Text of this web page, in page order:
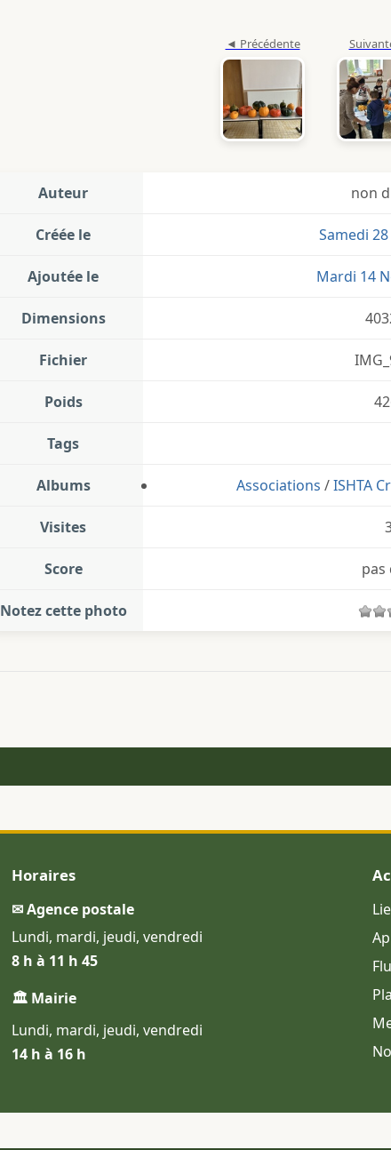
Auteur non
Créée le Samedi
Ajoutée le Mardi 14
Dimensions
Fichier
Poids
Tags
Albums Associations /ISHTA
Visites
Score pas
Notez cette photo
Horaires
✉ Agence postale
Lundi, mardi, jeudi, vendredi
8 h à 11 h 45
🏛 Mairie
Lundi, mardi, jeudi, vendredi
14 h à 16 h